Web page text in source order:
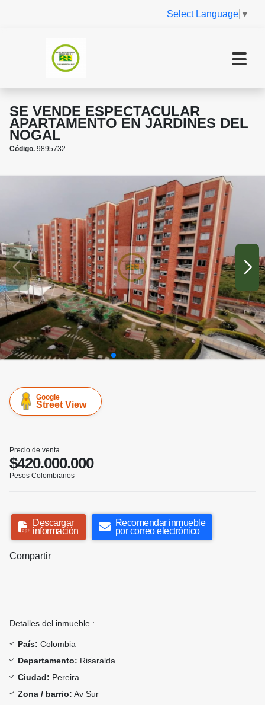
Select Language ▼
SE VENDE ESPECTACULAR
APARTAMENTO EN JARDINES DEL
NOGAL
Código. 9895732
Google
Street View
Precio de venta
$420.000.000
Pesos Colombianos
Descargar
información
Recomendar inmueble
por correo electrónico
Compartir
Detalles del inmueble :
País: Colombia
Departamento: Risaralda
Ciudad: Pereira
Zona / barrio: Av Sur